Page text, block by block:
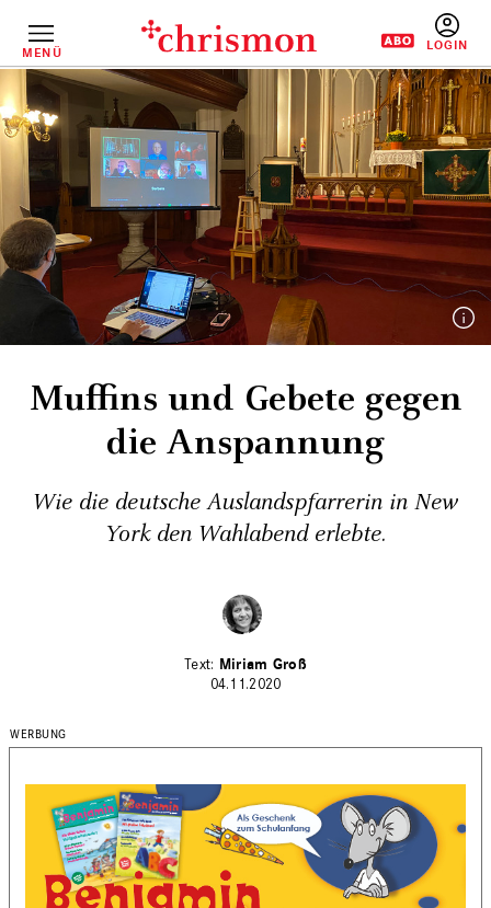
InhaltMENÜ
Muffins und Gebete gegen
die Anspannung
Wie die deutsche Auslandspfarrerin in New
York den Wahlabend erlebte.
Miriam Groß
04.11.2020